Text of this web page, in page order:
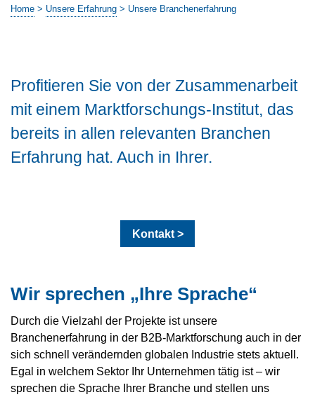
Home > Unsere Erfahrung > Unsere Branchenerfahrung
Profitieren Sie von der Zusammenarbeit
mit einem Marktforschungs-Institut, das
bereits in allen relevanten Branchen
Erfahrung hat. Auch in Ihrer.
Kontakt >
Wir sprechen „Ihre Sprache“
Durch die Vielzahl der Projekte ist unsere
Branchenerfahrung in der B2B-Marktforschung auch in der
sich schnell verändernden globalen Industrie stets aktuell.
Egal in welchem Sektor Ihr Unternehmen tätig ist – wir
sprechen die Sprache Ihrer Branche und stellen uns